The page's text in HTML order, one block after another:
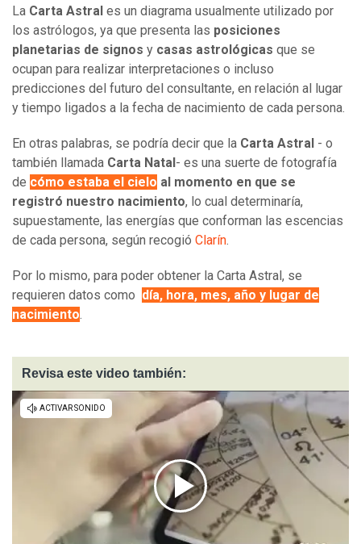
La Carta Astral es un diagrama usualmente utilizado por
los astrólogos, ya que presenta las posiciones
planetarias de signos y casas astrológicas que se
ocupan para realizar interpretaciones o incluso
predicciones del futuro del consultante, en relación al lugar
y tiempo ligados a la fecha de nacimiento de cada persona.
En otras palabras, se podría decir que la Carta Astral - o
también llamada Carta Natal - es una suerte de fotografía
de cómo estaba el cielo al momento en que se
registró nuestro nacimiento, lo cual determinaría,
supuestamente, las energías que conforman las escencias
de cada persona, según recogió Clarín.
Por lo mismo, para poder obtener la Carta Astral, se
requieren datos como día, hora, mes, año y lugar de
nacimiento.
Revisa este video también: